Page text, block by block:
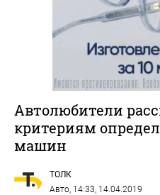
Автолюбители
критериям
машин
ТОЛК
Авто, 14:33, 14.04.2019